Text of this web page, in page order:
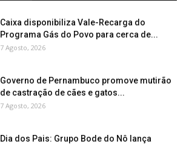
Caixa disponibiliza Vale-Recarga do
Programa Gás do Povo para cerca de...
7 Agosto, 2026
Governo de Pernambuco promove mutirão
de castração de cães e gatos...
7 Agosto, 2026
Dia dos Pais: Grupo Bode do Nô lança